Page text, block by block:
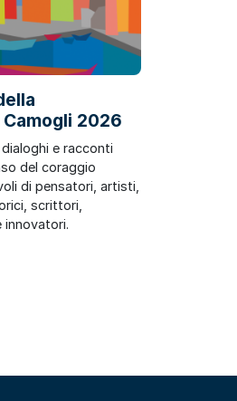
2026
e racconti
del coraggio
di pensatori, artisti,
scrittori,
innovatori.